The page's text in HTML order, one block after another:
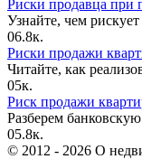
Риски продавца при
Узнайте, чем
06.8к.
Риски продажи
Читайте, как
05к.
Риск продажи
Разберем
05.8к.
© 2012 - 2026 О